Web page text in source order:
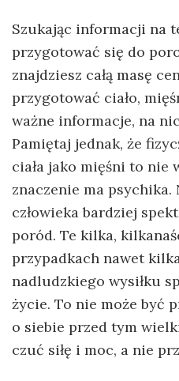
Szukając informacji na
przygotować się do
znajdziesz całą masę
przygotować ciało,
ważne informacje, na
Pamiętaj jednak, że
ciała jako mięśni to nie
znaczenie ma
człowieka bardziej
poród. Te kilka,
przypadkach nawet
nadludzkiego wysiłku
życie. To nie może być
o siebie przed tym
czuć siłę i moc, a nie